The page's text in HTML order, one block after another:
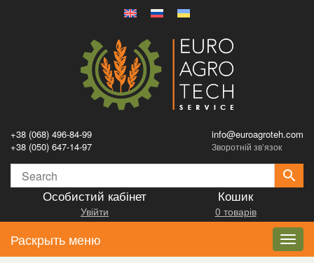
+38 (068) 496-84-99
+38 (050) 647-14-97
info@euroagroteh.com
Зворотній зв’язок
Особистий кабінет
Увійти
Кошик
0 товарів
Раскрыть меню